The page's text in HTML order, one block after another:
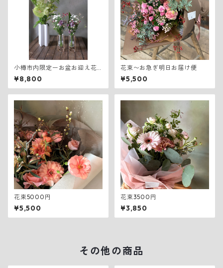
小樽市内限定ーお盆お迎え花
一式 Mサイズ
¥8,800
花束〜お急ぎ明日お届け便
¥5,500
花束5000円
¥5,500
花束3500円
¥3,850
その他の商品